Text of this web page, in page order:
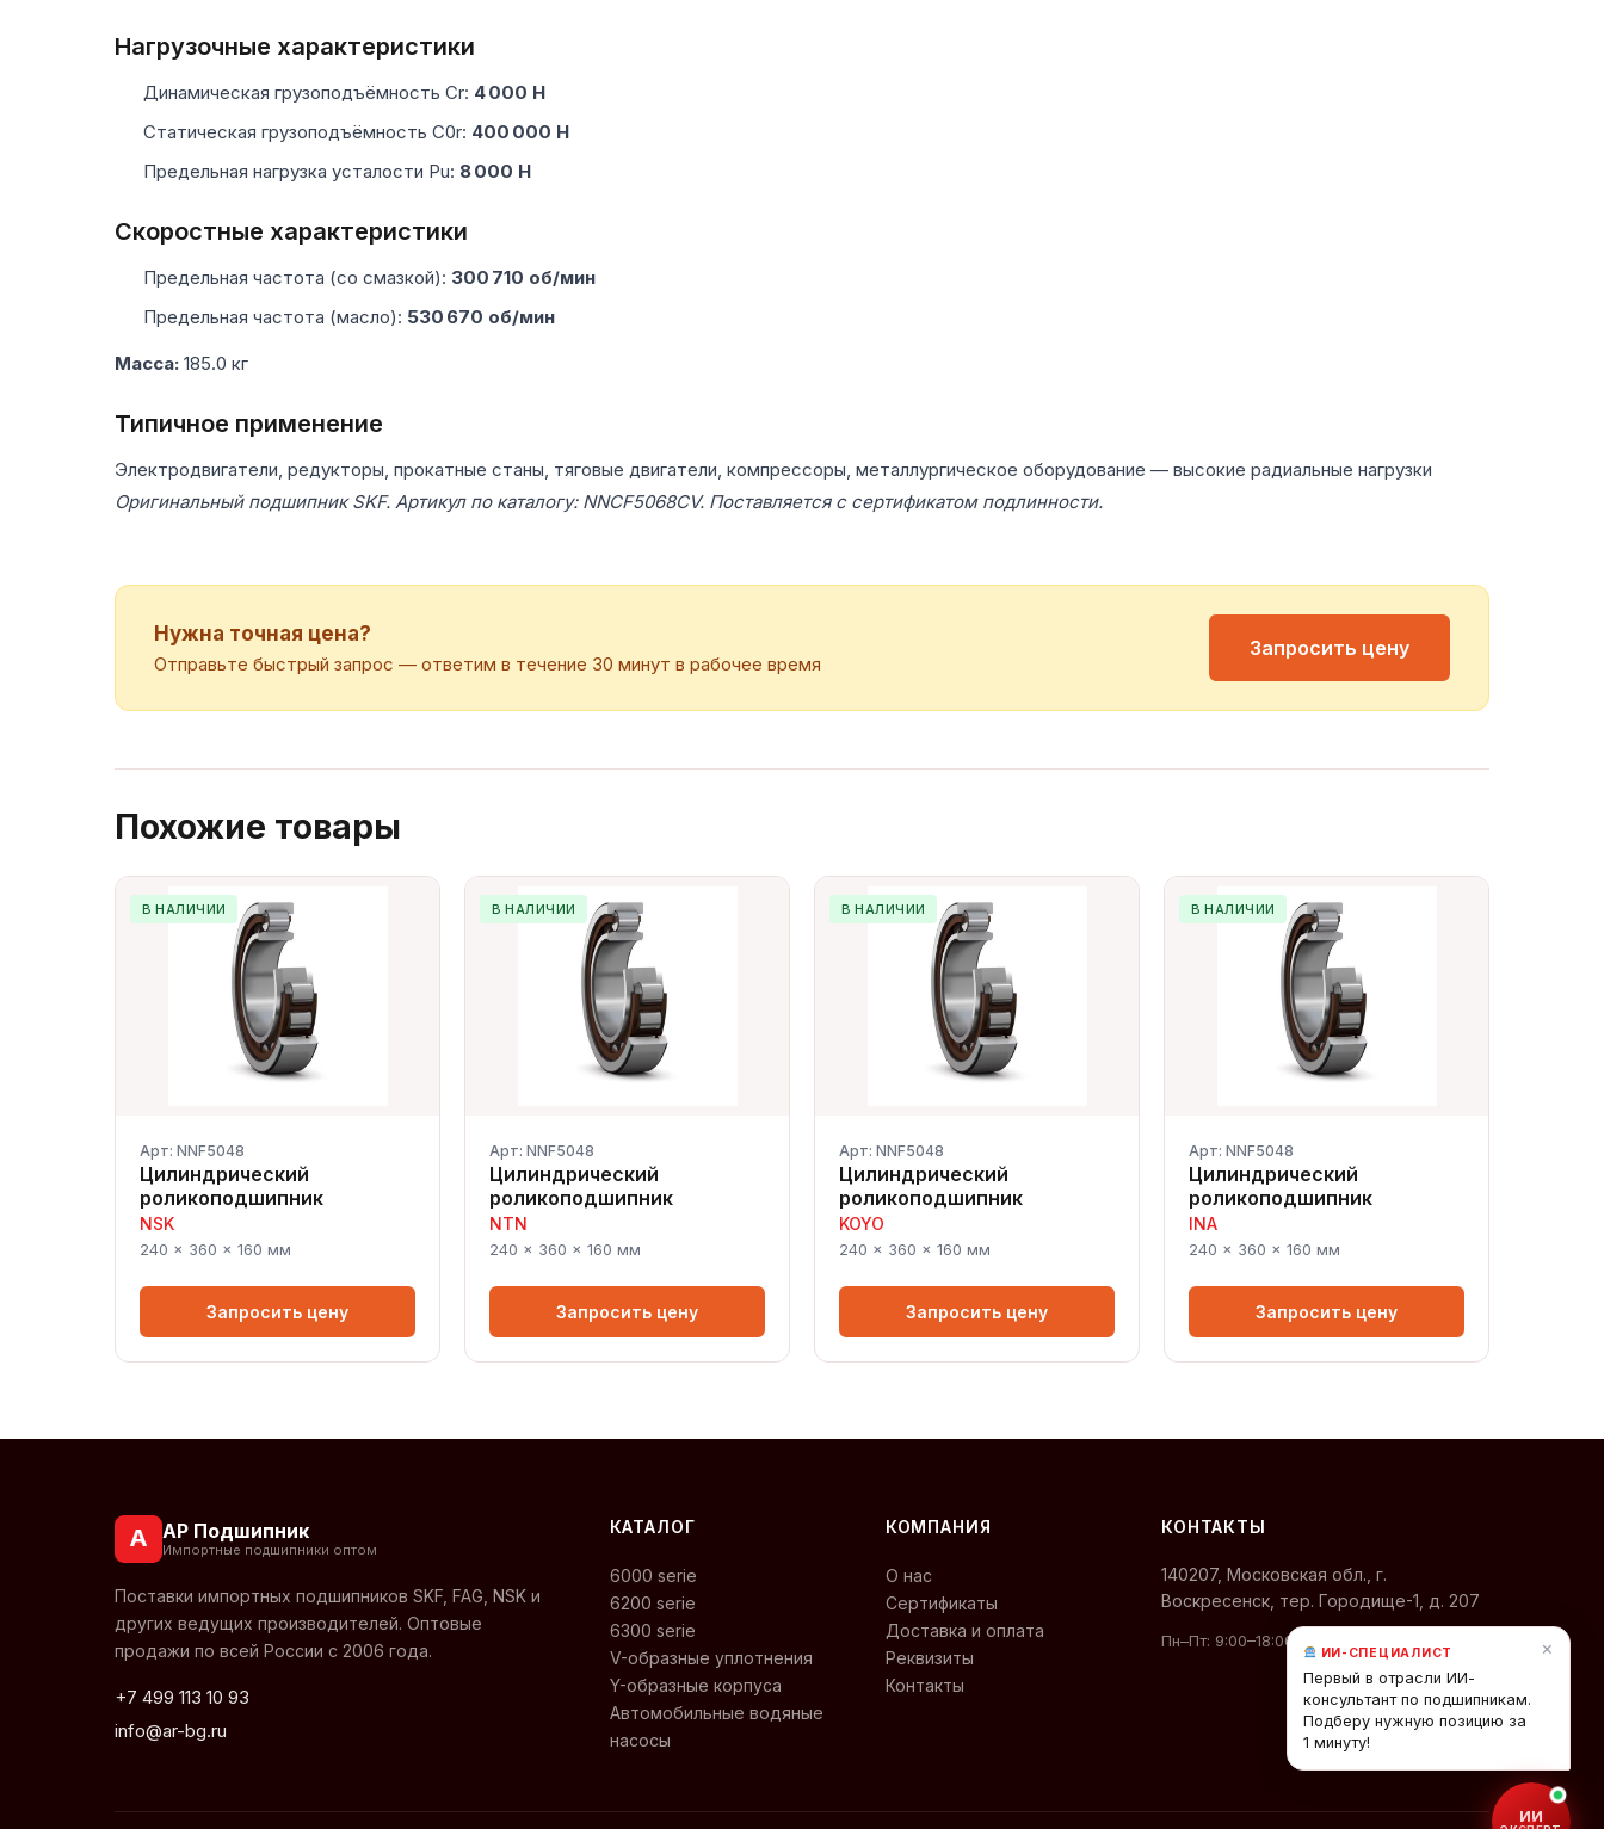
Нагрузочные характеристики
Динамическая грузоподъёмность Cr: 4 000 Н
Статическая грузоподъёмность C0r: 400 000 Н
Предельная нагрузка усталости Pu: 8 000 Н
Скоростные характеристики
Предельная частота (со смазкой): 300 710 об/мин
Предельная частота (масло): 530 670 об/мин
Масса: 185.0 кг
Типичное применение
Электродвигатели, редукторы, прокатные станы, тяговые двигатели, компрессоры, металлургическое оборудование — высокие радиальные нагрузки
Оригинальный подшипник SKF. Артикул по каталогу: NNCF5068CV. Поставляется с сертификатом подлинности.
Нужна точная цена?
Отправьте быстрый запрос — ответим в течение 30 минут в рабочее время
Запросить цену
Похожие товары
В НАЛИЧИИ
Арт: NNF5048
Цилиндрический
роликоподшипник
NSK
240 × 360 × 160 мм
Запросить цену
В НАЛИЧИИ
Арт: NNF5048
Цилиндрический
роликоподшипник
NTN
240 × 360 × 160 мм
Запросить цену
В НАЛИЧИИ
Арт: NNF5048
Цилиндрический
роликоподшипник
KOYO
240 × 360 × 160 мм
Запросить цену
В НАЛИЧИИ
Арт: NNF5048
Цилиндрический
роликоподшипник
INA
240 × 360 × 160 мм
Запросить цену
А АР Подшипник
Импортные подшипники оптом
Поставки импортных подшипников SKF, FAG, NSK и
других ведущих производителей. Оптовые
продажи по всей России с 2006 года.
+7 499 113 10 93
info@ar-bg.ru
КАТАЛОГ
6000 serie
6200 serie
6300 serie
V-образные уплотнения
Y-образные корпуса
Автомобильные водяные
насосы
КОМПАНИЯ
О нас
Сертификаты
Доставка и оплата
Реквизиты
Контакты
КОНТАКТЫ
140207, Московская обл., г.
Воскресенск, тер. Городище-1, д. 207
Пн–Пт: 9:00–18:00 (МСК) ×
ИИ-СПЕЦИАЛИСТ
Первый в отрасли ИИ-
консультант по подшипникам.
Подберу нужную позицию за
1 минуту!
эксперт по подшипникам
ИИ